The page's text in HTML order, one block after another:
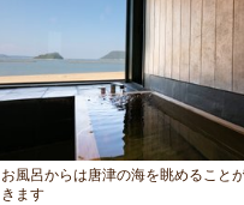
お風呂からは唐津の海を眺めること
きます